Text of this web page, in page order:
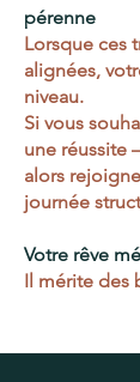
pérenne
Lorsque ces
alignées,
niveau.
Si vous
une réussite
alors
journée
Votre rêve
Il mérite des